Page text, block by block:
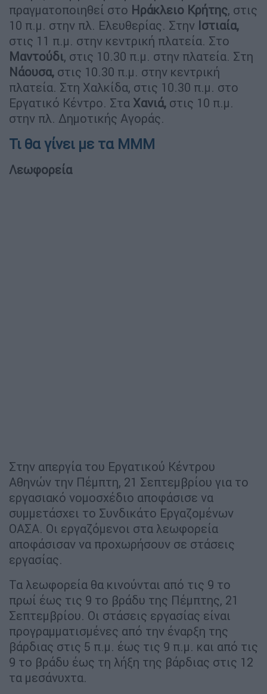
πραγματοποιηθεί στο Ηράκλειο Κρήτης, στις
10 π.μ. στην πλ. Ελευθερίας. Στην Ιστιαία,
στις 11 π.μ. στην κεντρική πλατεία. Στο
Μαντούδι, στις 10.30 π.μ. στην πλατεία. Στη
Νάουσα, στις 10.30 π.μ. στην κεντρική
πλατεία. Στη Χαλκίδα, στις 10.30 π.μ. στο
Εργατικό Κέντρο. Στα Χανιά, στις 10 π.μ.
στην πλ. Δημοτικής Αγοράς.
Τι θα γίνει με τα ΜΜΜ
Λεωφορεία
Στην απεργία του Εργατικού Κέντρου
Αθηνών την Πέμπτη, 21 Σεπτεμβρίου για το
εργασιακό νομοσχέδιο αποφάσισε να
συμμετάσχει το Συνδικάτο Εργαζομένων
ΟΑΣΑ. Οι εργαζόμενοι στα λεωφορεία
αποφάσισαν να προχωρήσουν σε στάσεις
εργασίας.
Τα λεωφορεία θα κινούνται από τις 9 το
πρωί έως τις 9 το βράδυ της Πέμπτης, 21
Σεπτεμβρίου. Οι στάσεις εργασίας είναι
προγραμματισμένες από την έναρξη της
βάρδιας στις 5 π.μ. έως τις 9 π.μ. και από τις
9 το βράδυ έως τη λήξη της βάρδιας στις 12
τα μεσάνυχτα.